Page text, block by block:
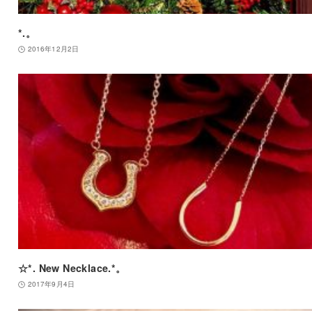
*.。
2016年12月2日
☆*. New Necklace.*。
2017年9月4日